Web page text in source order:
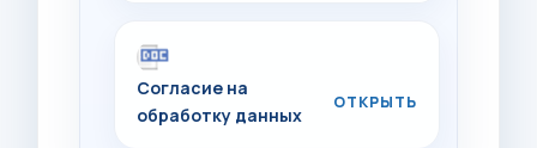
Согласие на
обработку данных